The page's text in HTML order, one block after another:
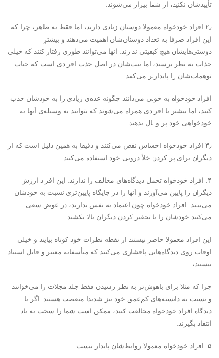
تأییدشان نکنید، از شما بیزار می‌شوند.
۲٫ افراد خودخواه معمولا دوستان زیادی دارند، اما فقط به ظاهر، چرا که
این افراد صرفا به تعداد دوستان‌شان اهمیت می‌دهند و بیشترِ
دوستی‌هایشان هیچ کیفیتی ندارند. آنها می‌توانند طوری رفتار کنند که خیلی
جذاب به نظر برسند، اما نیت‌شان در اصل جذب افرادی است که حباب
توهمات‌شان را پایدارتر می‌کنند.
افراد خودخواه به خوبی می‌دانند چگونه عده‌ی زیادی را به خودشان جذب
کنند، اما بیشتر با افرادی همراه می‌شوند که بتوانند به وسیله‌ی آنها به
خودخواهی‌ خود پر و بال بدهند.
۳٫ افراد خودخواه احساس نقص می‌کنند و دقیقا به همین دلیل است که از
دیگران برای پر کردن خلأ درونی خود استفاده می‌کنند.
۴. افراد خودخواه تحمل دیدگاه‌های مخالف را ندارند. این افراد ارزش
دیگران را پایین می‌آورند و آنها را در جایگاه پایین‌تری نسبت به خودشان
می‌بینند. افراد خودخواه چون اعتماد به نفس ندارند، در عوض سعی
می‌کنند خودشان را با تحقیر کردن دیگران بالا بکشند.
این افراد معمولا حاضر نیستند از نقطه نظرات خود کوتاه بیایند و خیلی
اوقات روی دیدگاه‌هایی پافشاری می‌کنند که متأسفانه معتبر و قابل استناد
نیستند،
چرا که مثلا برای باهوش‌تر به نظر رسیدن فقط جلد مجلات را می‌خوانند
و نسبت به دانسته‌های کم‌عمق خود نیز شدیدا متعصب هستند. اگر با
دیدگاه‌ افراد خودخواه مخالفت کنید، ممکن است شما را سخت به باد
انتقاد بگیرند.
۵. افراد خودخواه معمولا روابط‌شان پایدار نیست.